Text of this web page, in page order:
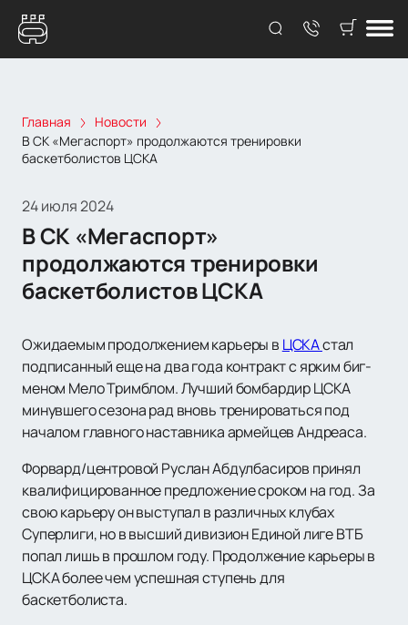
Главная
Новости
В СК «Мегаспорт» продолжаются тренировки
баскетболистов ЦСКА
24 июля 2024
В СК «Мегаспорт»
продолжаются тренировки
баскетболистов ЦСКА
Ожидаемым продолжением карьеры в ЦСКАстал
подписанный еще на два года контракт с ярким биг-
меном Мело Тримблом. Лучший бомбардир ЦСКА
минувшего сезона рад вновь тренироваться под
началом главного наставника армейцев Андреаса.
Форвард/центровой Руслан Абдулбасиров принял
квалифицированное предложение сроком на год. За
свою карьеру он выступал в различных клубах
Суперлиги, но в высший дивизион Единой лиге ВТБ
попал лишь в прошлом году. Продолжение карьеры в
ЦСКА более чем успешная ступень для
баскетболиста.